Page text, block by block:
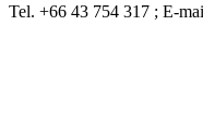
Tel. +66 43 754 317 ; E-